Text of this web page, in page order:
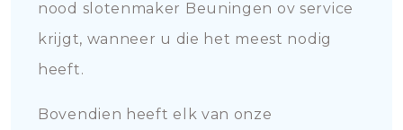
nood slotenmaker Beuningen ov service
krijgt, wanneer u die het meest nodig
heeft.
Bovendien heeft elk van onze